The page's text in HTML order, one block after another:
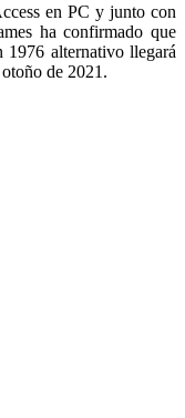
en PC y junto con
ha confirmado que
1976 alternativo llegará
de 2021.